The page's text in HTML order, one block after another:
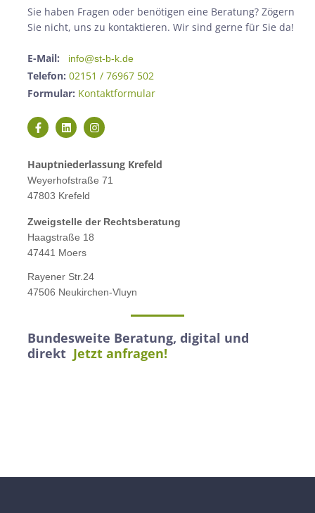
Sie haben Fragen oder benötigen eine Beratung? Zögern
Sie nicht, uns zu kontaktieren. Wir sind gerne für Sie da!
E-Mail: info@st-b-k.de
Telefon: 02151 / 76967 502
Formular: Kontaktformular
Hauptniederlassung Krefeld
Weyerhofstraße 71
47803 Krefeld
Zweigstelle der Rechtsberatung
Haagstraße 18
47441 Moers
Rayener Str.24
47506 Neukirchen-Vluyn
Bundesweite Beratung, digital und
direkt Jetzt anfragen!